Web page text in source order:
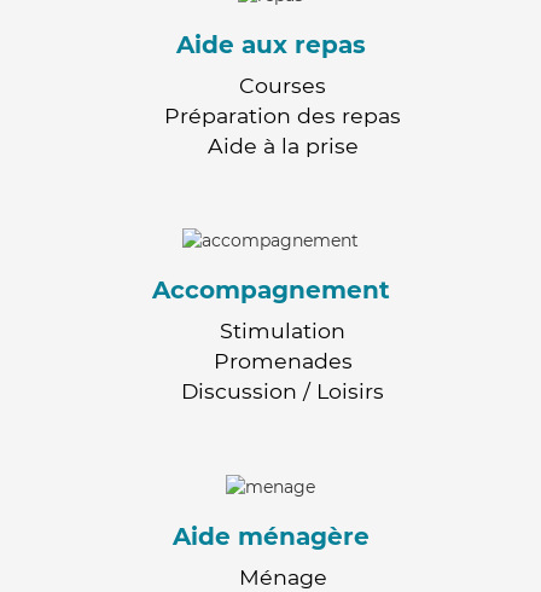
Aide aux repas
Courses
Préparation des repas
Aide à la prise
Accompagnement
Stimulation
Promenades
Discussion / Loisirs
Aide ménagère
Ménage